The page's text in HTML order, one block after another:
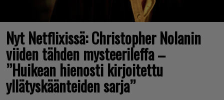
Nyt Netflixissä: Christopher Nolanin
viiden tähden mysteerileffa –
”Huikean hienosti kirjoitettu
yllätyskäänteiden sarja”